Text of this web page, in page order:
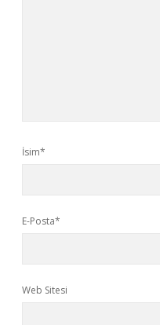
İsim*
E-Posta*
Web Sitesi